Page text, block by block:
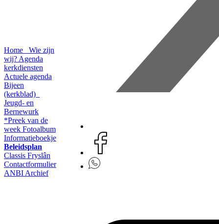
Home
Wie zijn
wij? Agenda
kerkdiensten
Actuele agenda
Bijeen
(kerkblad)
Jeugd- en
Bernewurk
*Preek van de
week Fotoalbum
Informatieboekje
Beleidsplan
Classis Fryslân
Contactformulier
ANBI Archief